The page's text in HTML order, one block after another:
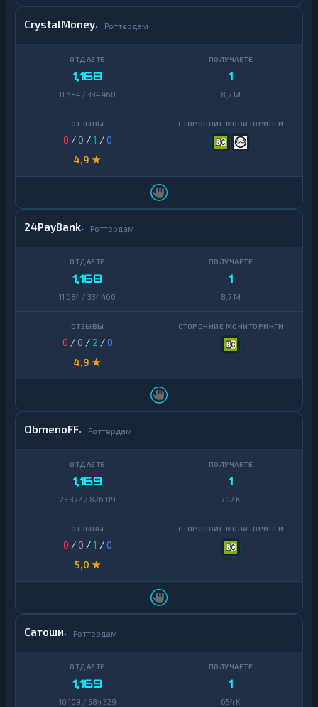
CrystalMoney Роттердам
1,168
11 684 / 334 460
1
8,7 M
0 / 0 /1 /0
4,9 ★
24PayBank Роттердам
1,168
11 684 / 334 460
1
8,7 M
0 / 0 / 2 /0
4,9 ★
ObmenoFF Роттердам
1,169
23 372 / 826 119
1
707 K
0 / 0 /1 /0
5,0 ★
Сатоши Роттердам
1,169
10 109 / 584 329
1
654 K